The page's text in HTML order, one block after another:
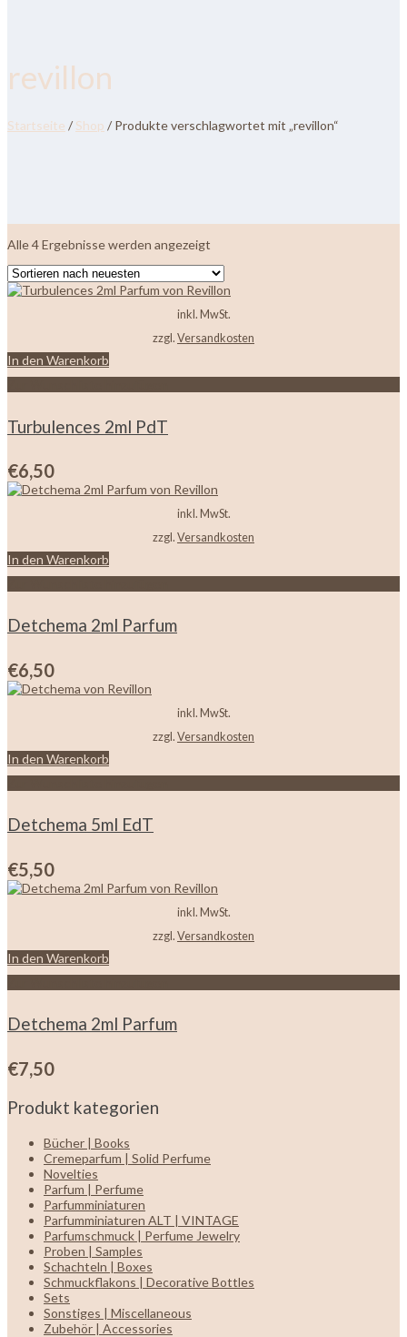
revillon
Startseite / Shop / Produkte verschlagwortet mit „revillon“
Alle 4 Ergebnisse werden angezeigt
sortiert
inkl. MwSt.
zzgl. Versandkosten
In den Warenkorb
Turbulences 2ml PdT
€6,50
inkl. MwSt.
zzgl. Versandkosten
In den Warenkorb
Detchema 2ml Parfum
€6,50
inkl. MwSt.
zzgl. Versandkosten
In den Warenkorb
Detchema 5ml EdT
€5,50
inkl. MwSt.
zzgl. Versandkosten
In den Warenkorb
Detchema 2ml Parfum
€7,50
Produkt kategorien
Bücher | Books
Cremeparfum | Solid Perfume
Novelties
Parfum | Perfume
Parfumminiaturen
Parfumminiaturen ALT | VINTAGE
Parfumschmuck | Perfume Jewelry
Proben | Samples
Schachteln | Boxes
Schmuckflakons | Decorative Bottles
Sets
Sonstiges | Miscellaneous
Zubehör | Accessories